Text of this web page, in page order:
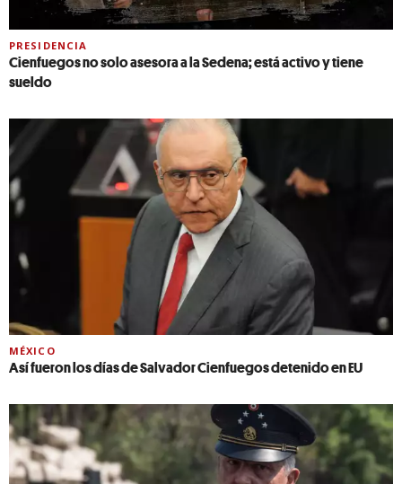
PRESIDENCIA
Cienfuegos no solo asesora a la Sedena; está activo y tiene
sueldo
MÉXICO
Así fueron los días de Salvador Cienfuegos detenido en EU